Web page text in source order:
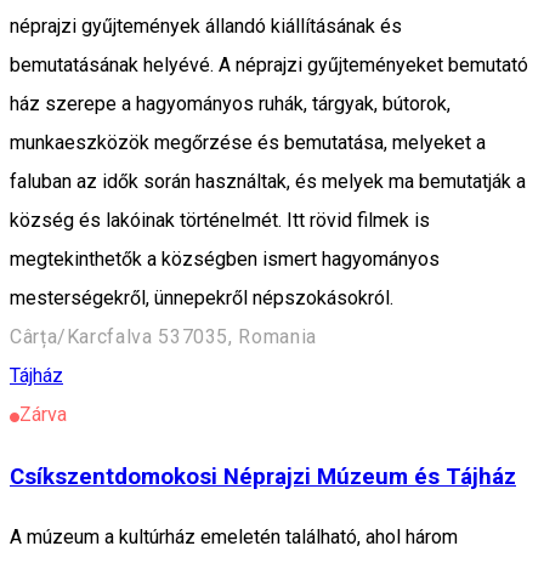
néprajzi gyűjtemények állandó kiállításának és
bemutatásának helyévé. A néprajzi gyűjteményeket bemutató
ház szerepe a hagyományos ruhák, tárgyak, bútorok,
munkaeszközök megőrzése és bemutatása, melyeket a
faluban az idők során használtak, és melyek ma bemutatják a
község és lakóinak történelmét. Itt rövid filmek is
megtekinthetők a községben ismert hagyományos
mesterségekről, ünnepekről népszokásokról.
Cârța/Karcfalva 537035, Romania
Tájház
Zárva
Csíkszentdomokosi Néprajzi Múzeum és Tájház
A múzeum a kultúrház emeletén található, ahol három